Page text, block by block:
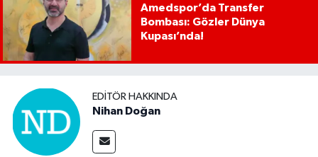
Amedspor’da Transfer
Bombası: Gözler Dünya
Kupası’nda!
EDITÖR HAKKINDA
Nihan Doğan